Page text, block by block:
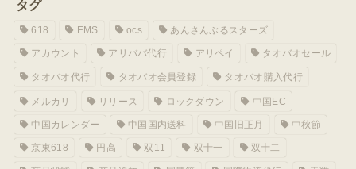
タグ
618 EMS ocs あんさんぶるスターズ
アカウント アリババ代行 アリペイ タオバオセール
タオバオ代行 タオバオ会員登録 タオバオ購入代行
メルカリ リリース ロックダウン 中国EC
中国カレンダー 中国国内送料 中国旧正月 中秋節
京東618 円高 双11 双十一 双十二